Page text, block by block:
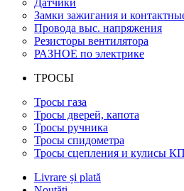
Замки зажигания и
Провода выс. напряжения
Резисторы вентилятора
РАЗНОЕ по электрике
ТРОСЫ
Тросы газа
Тросы дверей, капота
Тросы ручника
Тросы спидометра
Тросы сцепления и кулисы
Livrare și plată